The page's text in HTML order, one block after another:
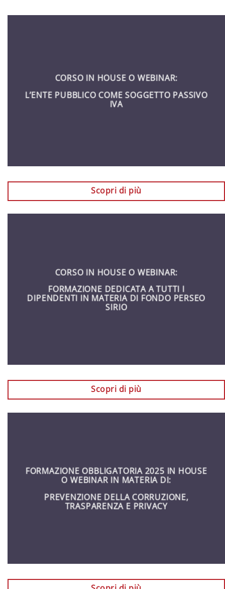
CORSO IN HOUSE O WEBINAR:
L’ENTE PUBBLICO COME SOGGETTO PASSIVO
IVA
Scopri di più
CORSO IN HOUSE O WEBINAR:
FORMAZIONE DEDICATA A TUTTI I
DIPENDENTI IN MATERIA DI FONDO PERSEO
SIRIO
Scopri di più
FORMAZIONE OBBLIGATORIA 2025 IN HOUSE
O WEBINAR IN MATERIA DI:
PREVENZIONE DELLA CORRUZIONE,
TRASPARENZA E PRIVACY